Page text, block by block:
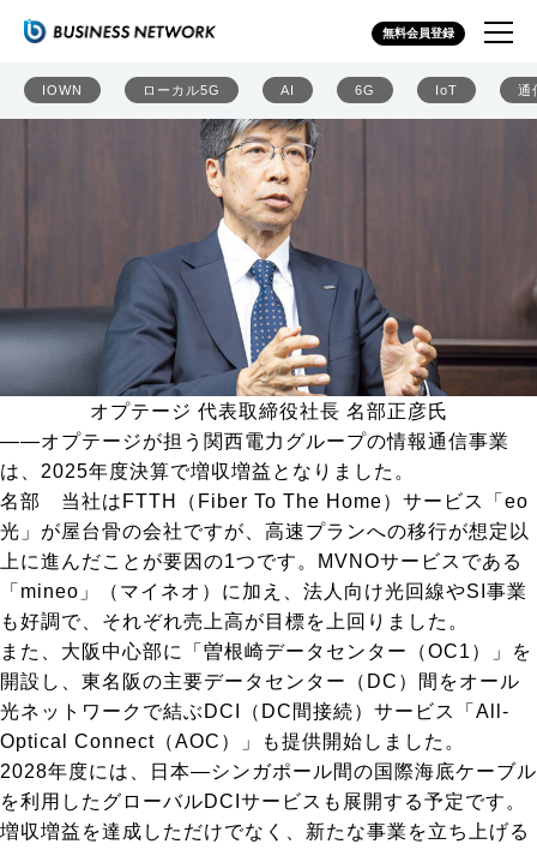
無料会員登録
IOWN ローカル5G AI 6G IoT 通
オプテージ 名部社長「日本のデジタルインフラ強靭化へ
関西から全国、海外へ羽ばたく」
オプテージ 代表取締役社長 名部正彦氏
――オプテージが担う関西電力グループの情報通信事業
は、2025年度決算で増収増益となりました。
名部
当社はFTTH（Fiber To The Home）サービス「eo
光」が屋台骨の会社ですが、高速プランへの移行が想定以
上に進んだことが要因の1つです。MVNOサービスである
「mineo」（マイネオ）に加え、法人向け光回線やSI事業
も好調で、それぞれ売上高が目標を上回りました。
また、大阪中心部に「曽根崎データセンター（OC1）」を
開設し、東名阪の主要データセンター（DC）間をオール
光ネットワークで結ぶDCI（DC間接続）サービス「All-
Optical Connect（AOC）」も提供開始しました。
2028年度には、日本―シンガポール間の国際海底ケーブル
を利用したグローバルDCIサービスも展開する予定です。
増収増益を達成しただけでなく、新たな事業を立ち上げる